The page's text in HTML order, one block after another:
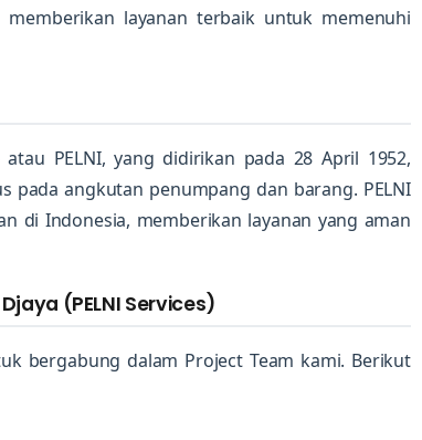
layanan terbaik untuk memenuhi
PELNI, yang didirikan pada 28 April 1952,
pada angkutan penumpang dan barang. PELNI
di Indonesia, memberikan layanan yang aman
(PELNI Services)
bergabung dalam Project Team kami. Berikut